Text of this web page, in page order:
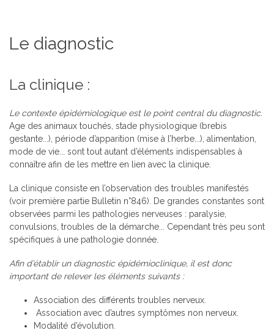
Le diagnostic
La clinique :
Le contexte épidémiologique est le point central du diagnostic.
Age des animaux touchés, stade physiologique (brebis
gestante...), période d’apparition (mise à l’herbe...), alimentation,
mode de vie... sont tout autant d’éléments indispensables à
connaître afin de les mettre en lien avec la clinique.
La clinique consiste en l’observation des troubles manifestés
(voir première partie Bulletin n°846). De grandes constantes sont
observées parmi les pathologies nerveuses : paralysie,
convulsions, troubles de la démarche... Cependant très peu sont
spécifiques à une pathologie donnée.
Afin d’établir un diagnostic épidémioclinique, il est donc
important de relever les éléments suivants :
Association des différents troubles nerveux.
Association avec d’autres symptômes non nerveux.
Modalité d’évolution.